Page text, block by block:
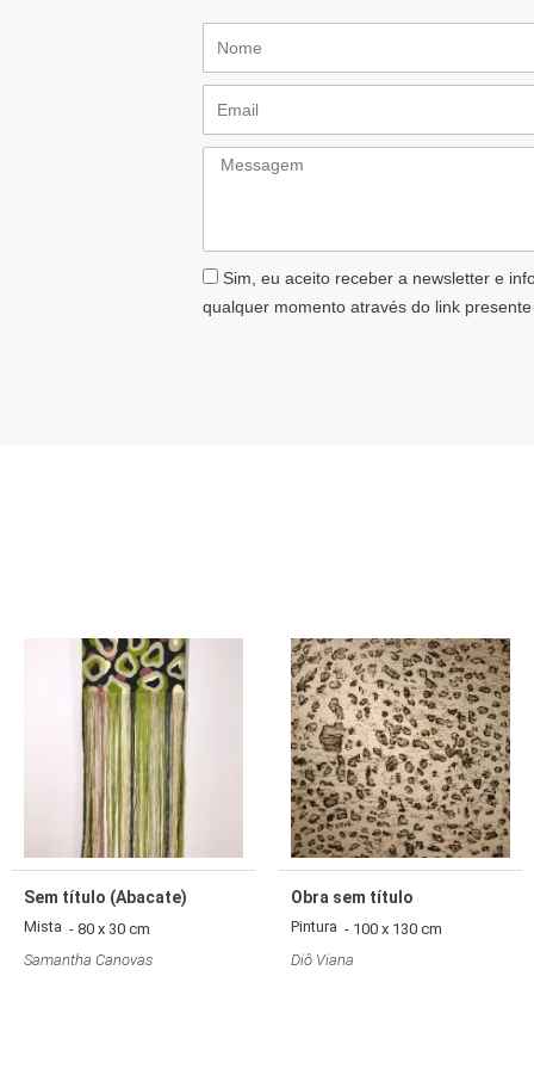
Messagem
AceiteLGPD
Sim, eu aceito receber a newsletter e
qualquer momento através do link
Sem título (Abacate)
Mista - 80 x 30 cm
Samantha Canovas
Obra sem título
Pintura - 100 x 130 cm
Diô Viana